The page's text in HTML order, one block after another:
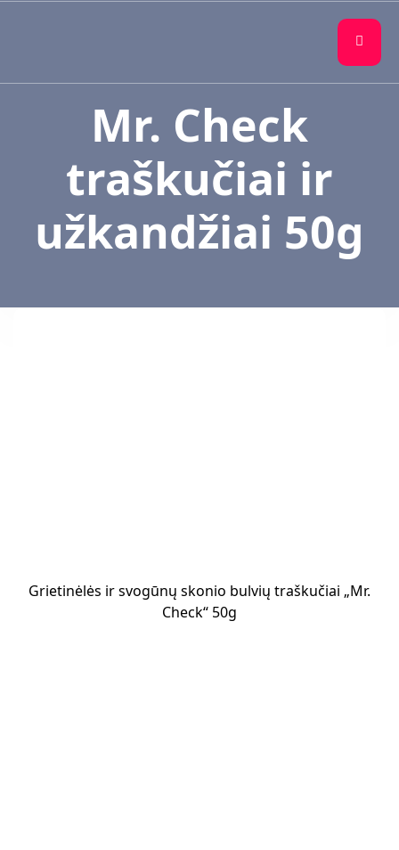
Mr. Check
traškučiai ir
užkandžiai 50g
Grietinėlės ir svogūnų skonio bulvių traškučiai „Mr.
Check“ 50g